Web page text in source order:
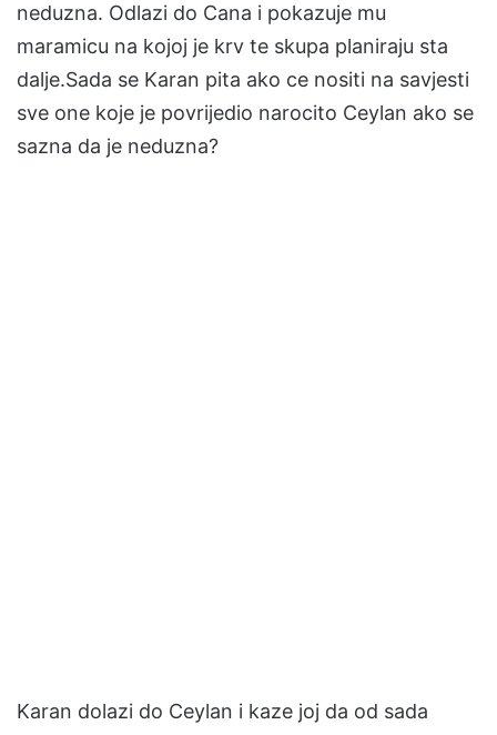
neduzna. Odlazi do Cana i pokazuje mu
maramicu na kojoj je krv te skupa planiraju sta
dalje.Sada se Karan pita ako ce nositi na savjesti
sve one koje je povrijedio narocito Ceylan ako se
sazna da je neduzna?
Karan dolazi do Ceylan i kaze joj da od sada